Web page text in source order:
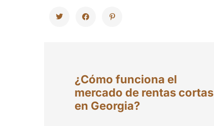
¿Cómo funciona el
mercado de rentas cortas
en Georgia?